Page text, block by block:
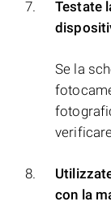
Testate
Se la
con la